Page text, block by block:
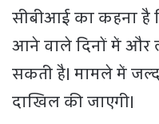
सीबीआई का कहना है
आने वाले दिनों में और
सकती है। मामले में जल्द
दाखिल की जाएगी।